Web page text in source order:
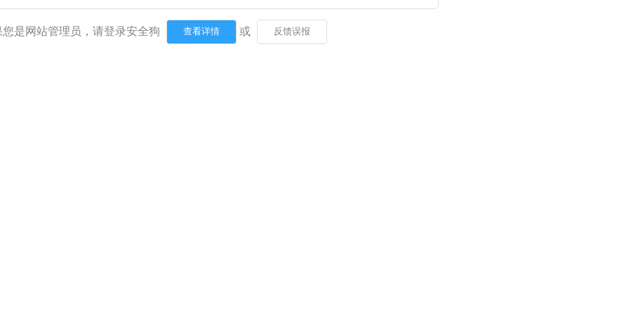
您是网站管理员，请登录安全狗 或